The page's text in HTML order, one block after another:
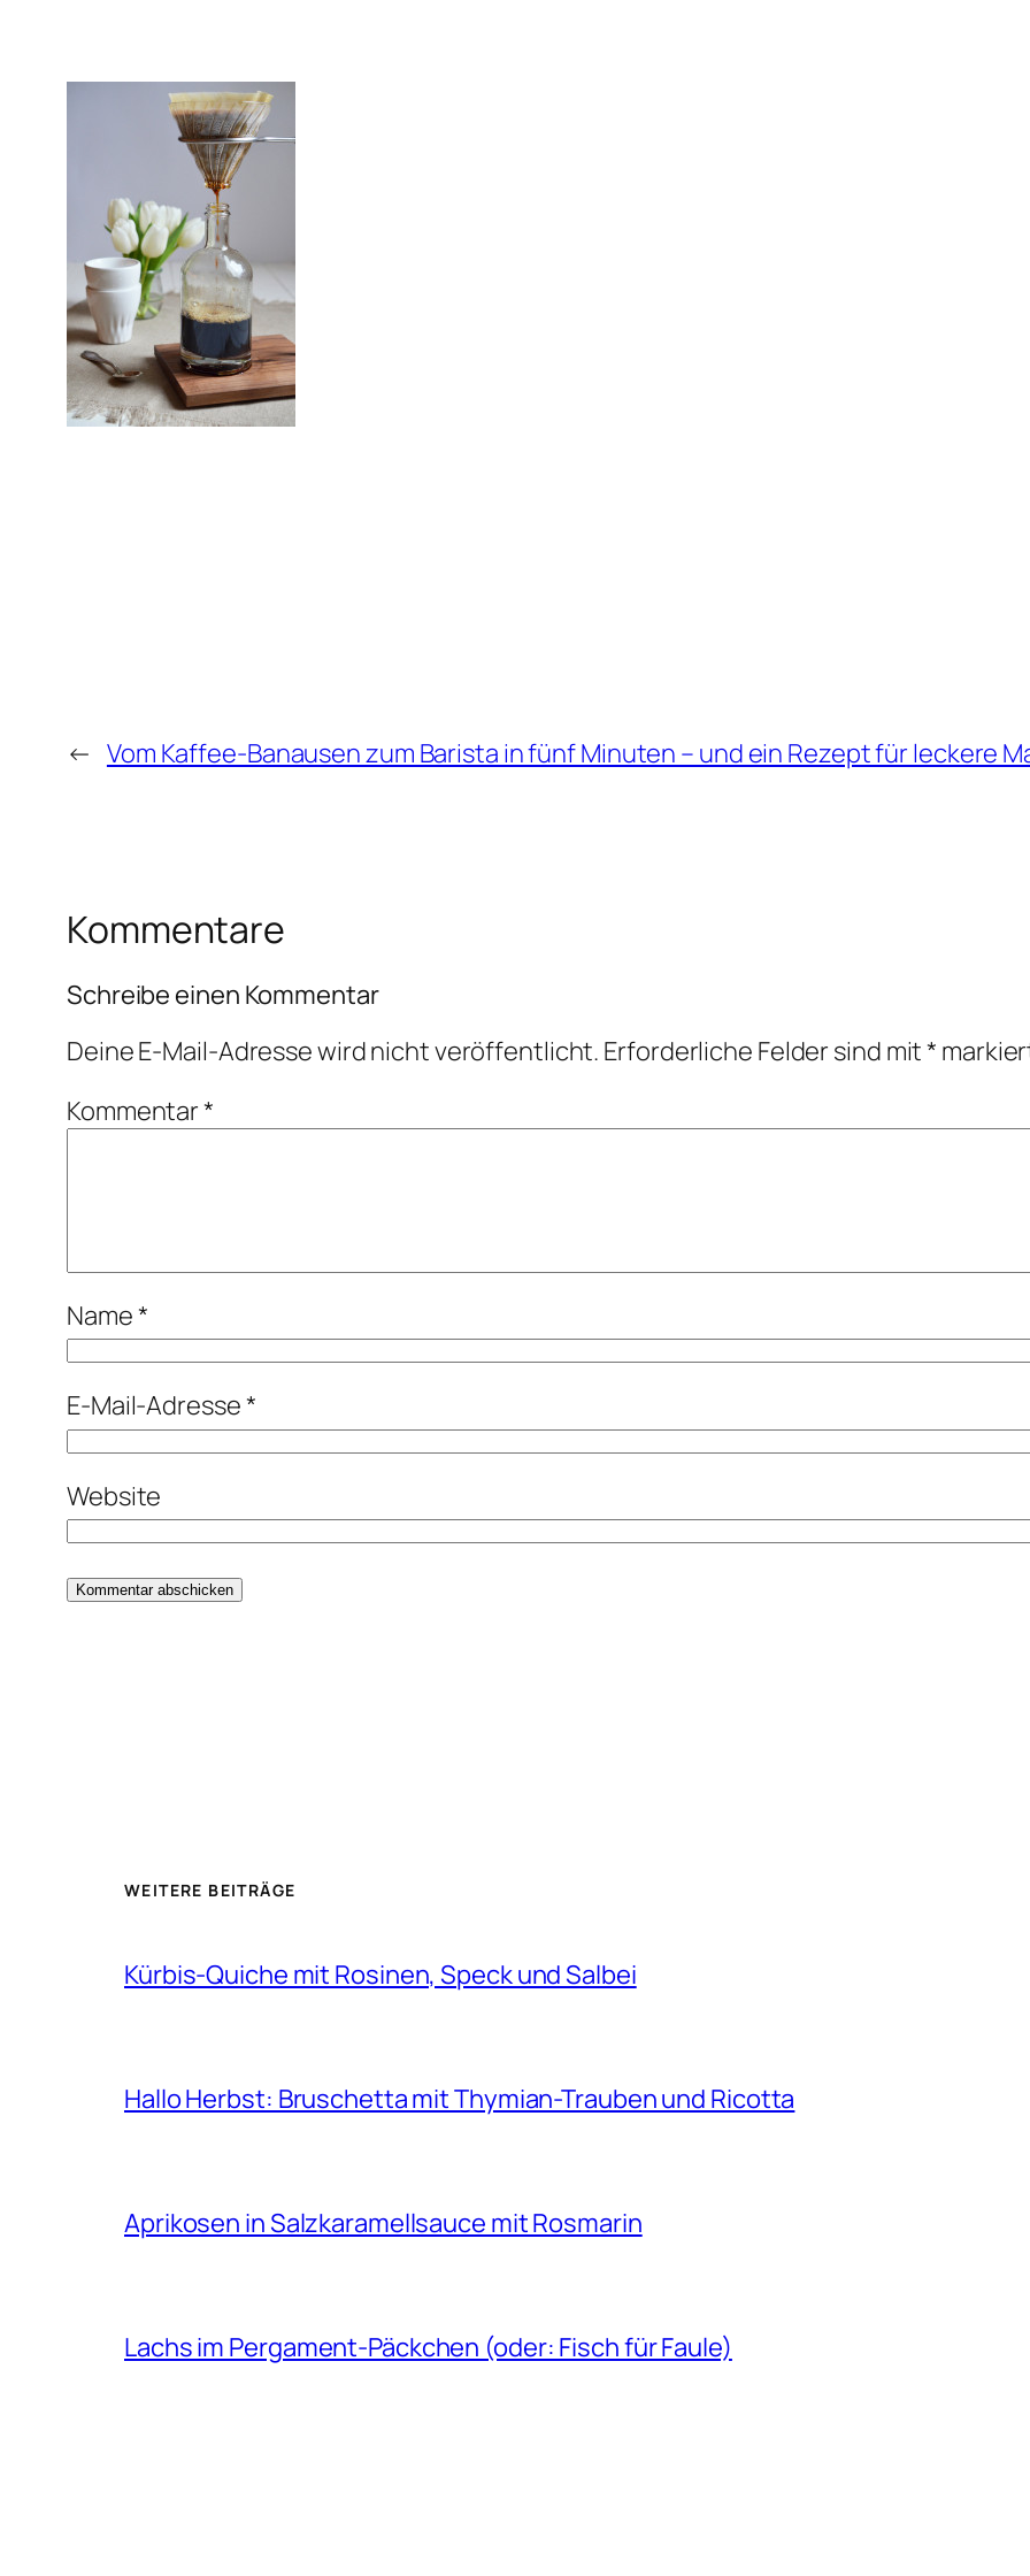
← Vom Kaffee-Banausen zum Barista in fünf Minuten – und ein Rezept für leckere
Kommentare
Schreibe einen Kommentar
Deine E-Mail-Adresse wird nicht veröffentlicht. Erforderliche Felder sind mit*
Kommentar*
Name*
E-Mail-Adresse*
Website
WEITERE BEITRÄGE
Kürbis-Quiche mit Rosinen, Speck und Salbei
Hallo Herbst: Bruschetta mit Thymian-Trauben und Ricotta
Aprikosen in Salzkaramellsauce mit Rosmarin
Lachs im Pergament-Päckchen (oder: Fisch für Faule)